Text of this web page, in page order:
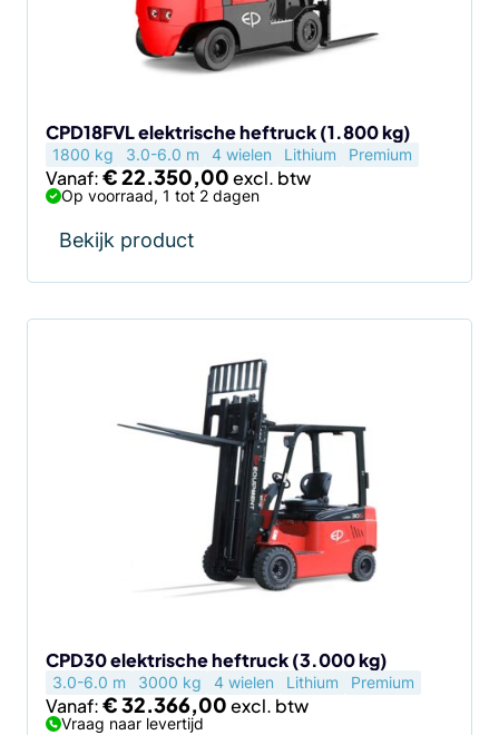
CPD18FVL elektrische heftruck (1.800 kg)
1800 kg 3.0-6.0 m 4 wielen Lithium Premium
Vanaf:€22.350,00
Op voorraad, 1 tot 2 dagen
Bekijk product
de
productpagina
CPD30 elektrische heftruck (3.000 kg)
3.0-6.0 m 3000 kg 4 wielen Lithium Premium
Vanaf:€32.366,00
Vraag naar levertijd
de
productpagina